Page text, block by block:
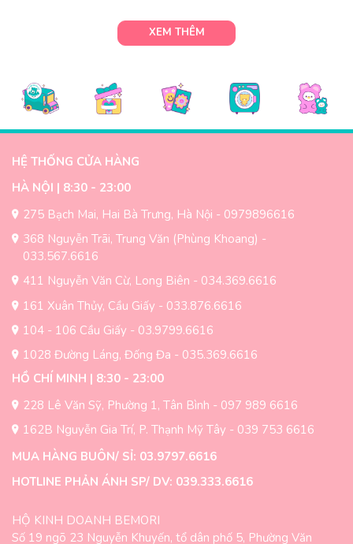
XEM THÊM
HỆ THỐNG CỬA HÀNG
HÀ NỘI | 8:30 - 23:00
275 Bạch Mai, Hai Bà Trưng, Hà Nội - 0979896616
368 Nguyễn Trãi, Trung Văn (Phùng Khoang) -
033.567.6616
411 Nguyễn Văn Cừ, Long Biên - 034.369.6616
161 Xuân Thủy, Cầu Giấy - 033.876.6616
104 - 106 Cầu Giấy - 03.9799.6616
1028 Đường Láng, Đống Đa - 035.369.6616
HỒ CHÍ MINH | 8:30 - 23:00
228 Lê Văn Sỹ, Phường 1, Tân Bình - 097 989 6616
162B Nguyễn Gia Trí, P. Thạnh Mỹ Tây - 039 753 6616
MUA HÀNG BUÔN/ SỈ: 03.9797.6616
HOTLINE PHẢN ÁNH SP/ DV: 039.333.6616
HỘ KINH DOANH BEMORI
Số 19 ngõ 23 Nguyễn Khuyến, tổ dân phố 5, Phường Văn